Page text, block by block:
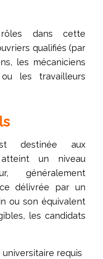
dans cette
qualifiés (par
les mécaniciens
les travailleurs
destinée aux
un niveau
généralement
délivrée par un
ou son équivalent
les candidats
requis